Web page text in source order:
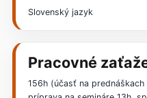
Slovenský jazyk
Pracovné
156h (účasť na